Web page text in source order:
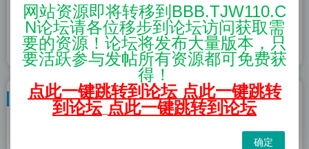
问答社区 广告专区
世界60秒 搭建类问题
标签列表
1656引擎
网站资源即将转移到BBB.TJW110.C
N论坛请各位移步到论坛访问获取需
要的资源！论坛将发布大量版本，只
要活跃参与发帖所有资源都可免费获
得！
点此一键跳转到论坛 点此一键跳转
到论坛 点此一键跳转到论坛
确定